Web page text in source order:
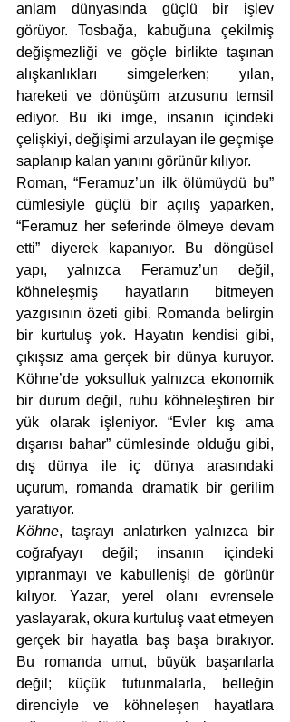
anlam dünyasında güçlü bir işlev
görüyor. Tosbağa, kabuğuna çekilmiş
değişmezliği ve göçle birlikte taşınan
alışkanlıkları simgelerken; yılan,
hareketi ve dönüşüm arzusunu temsil
ediyor. Bu iki imge, insanın içindeki
çelişkiyi, değişimi arzulayan ile geçmişe
saplanıp kalan yanını görünür kılıyor.
Roman, “Feramuz’un ilk ölümüydü bu”
cümlesiyle güçlü bir açılış yaparken,
“Feramuz her seferinde ölmeye devam
etti” diyerek kapanıyor. Bu döngüsel
yapı, yalnızca Feramuz’un değil,
köhneleşmiş hayatların bitmeyen
yazgısının özeti gibi. Romanda belirgin
bir kurtuluş yok. Hayatın kendisi gibi,
çıkışsız ama gerçek bir dünya kuruyor.
Köhne’de yoksulluk yalnızca ekonomik
bir durum değil, ruhu köhneleştiren bir
yük olarak işleniyor. “Evler kış ama
dışarısı bahar” cümlesinde olduğu gibi,
dış dünya ile iç dünya arasındaki
uçurum, romanda dramatik bir gerilim
yaratıyor.
Köhne, taşrayı anlatırken yalnızca bir
coğrafyayı değil; insanın içindeki
yıpranmayı ve kabullenişi de görünür
kılıyor. Yazar, yerel olanı evrensele
yaslayarak, okura kurtuluş vaat etmeyen
gerçek bir hayatla baş başa bırakıyor.
Bu romanda umut, büyük başarılarla
değil; küçük tutunmalarla, belleğin
direnciyle ve köhneleşen hayatlara